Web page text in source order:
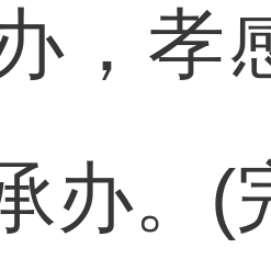
，孝
办。(